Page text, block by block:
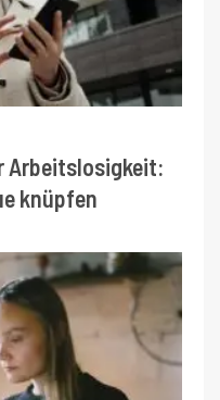
Arbeitslosigkeit:
knüpfen